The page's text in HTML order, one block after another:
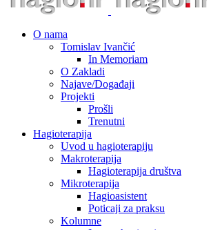
O nama
Tomislav Ivančić
In Memoriam
O Zakladi
Najave/Događaji
Projekti
Prošli
Trenutni
Hagioterapija
Uvod u hagioterapiju
Makroterapija
Hagioterapija društva
Mikroterapija
Hagioasistent
Poticaji za praksu
Kolumne